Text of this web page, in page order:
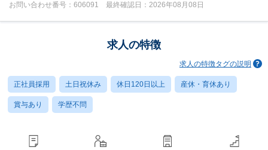
お問い合わせ番号：606091 最終確認日：2026年08月08日
求人の特徴
求人の特徴タグの説明
正社員採用 土日祝休み 休日120日以上 産休・育休あり
賞与あり 学歴不問